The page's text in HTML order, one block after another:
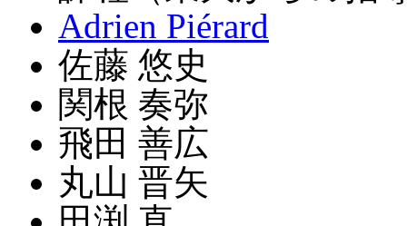
Adrien Piérard
佐藤 悠史
関根 奏弥
飛田 善広
丸山 晋矢